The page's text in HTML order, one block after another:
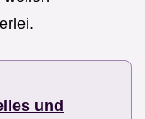
und